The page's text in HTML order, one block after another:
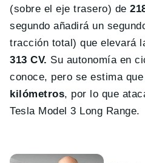
(sobre el eje trasero) de
segundo añadirá un
tracción total) que elevará
313 CV. Su autonomía en
conoce, pero se estima
kilómetros, por lo que
Tesla Model 3 Long Range.